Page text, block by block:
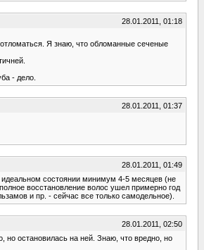
28.01.2011, 01:18
Я знаю, что обломанные сеченые
- дело.
28.01.2011, 01:37
28.01.2011, 01:49
состоянии минимум 4-5 месяцев (не
восстановление волос ушел примерно год
и пр. - сейчас все только самодельное).
28.01.2011, 02:50
но остановилась на ней. Знаю, что вредно, но